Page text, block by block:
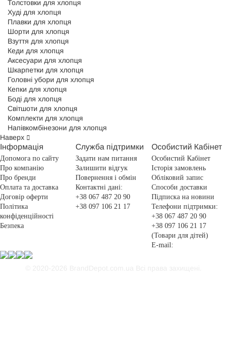
Толстовки для хлопця
Худі для хлопця
Плавки для хлопця
Шорти для хлопця
Взуття для хлопця
Кеди для хлопця
Аксесуари для хлопця
Шкарпетки для хлопця
Головні убори для хлопця
Кепки для хлопця
Боді для хлопця
Світшоти для хлопця
Комплекти для хлопця
Напівкомбінезони для хлопця
Наверх
Інформація
Допомога по сайту
Про компанію
Про бренди
Оплата та доставка
Договір оферти
Політика
конфіденційності
Безпека
Служба підтримки
Задати нам питання
Залишити відгук
Повернення і обмін
Контактні дані:
+38 067 487 20 90
+38 097 106 21 17
Особистий Кабінет
Особистий Кабінет
Історія замовлень
Обліковий запис
Способи доставки
Підписка на новини
Телефони підтримки:
+38 067 487 20 90
+38 097 106 21 17
(Товари для дітей)
E-mail: